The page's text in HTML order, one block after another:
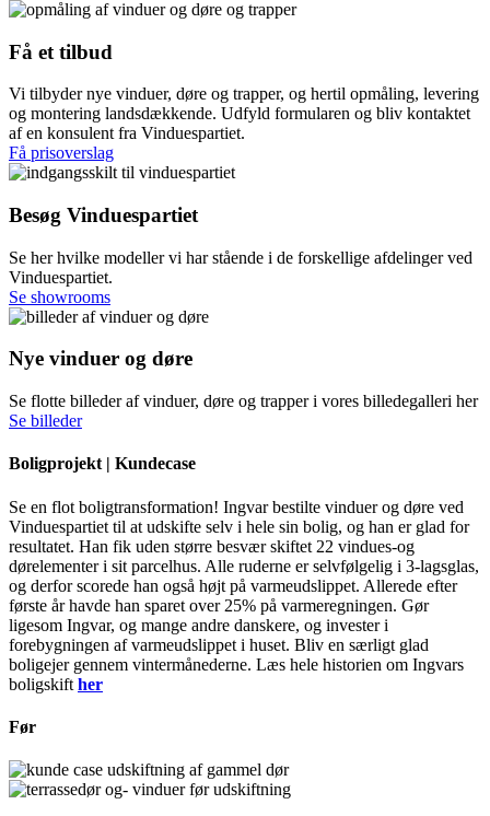
Få et tilbud
Vi tilbyder nye vinduer, døre og trapper, og hertil opmåling, levering
og montering landsdækkende. Udfyld formularen og bliv kontaktet
af en konsulent fra Vinduespartiet.
Få prisoverslag
Besøg Vinduespartiet
Se her hvilke modeller vi har stående i de forskellige afdelinger ved
Vinduespartiet.
Se showrooms
Nye vinduer og døre
Se flotte billeder af vinduer, døre og trapper i vores billedegalleri her
Se billeder
Boligprojekt | Kundecase
Se en flot boligtransformation! Ingvar bestilte vinduer og døre ved
Vinduespartiet til at udskifte selv i hele sin bolig, og han er glad for
resultatet. Han fik uden større besvær skiftet 22 vindues-og
dørelementer i sit parcelhus. Alle ruderne er selvfølgelig i 3-lagsglas,
og derfor scorede han også højt på varmeudslippet. Allerede efter
første år havde han sparet over 25% på varmeregningen. Gør
ligesom Ingvar, og mange andre danskere, og invester i
forebygningen af varmeudslippet i huset. Bliv en særligt glad
boligejer gennem vintermånederne. Læs hele historien om Ingvars
boligskift her
Før